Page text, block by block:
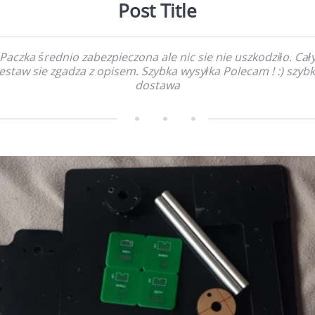
Post Title
średnio zabezpieczona ale nic sie nie uszkodziło.
sie zgadza z opisem. Szybka wysyłka Polecam ! :)
dostawa